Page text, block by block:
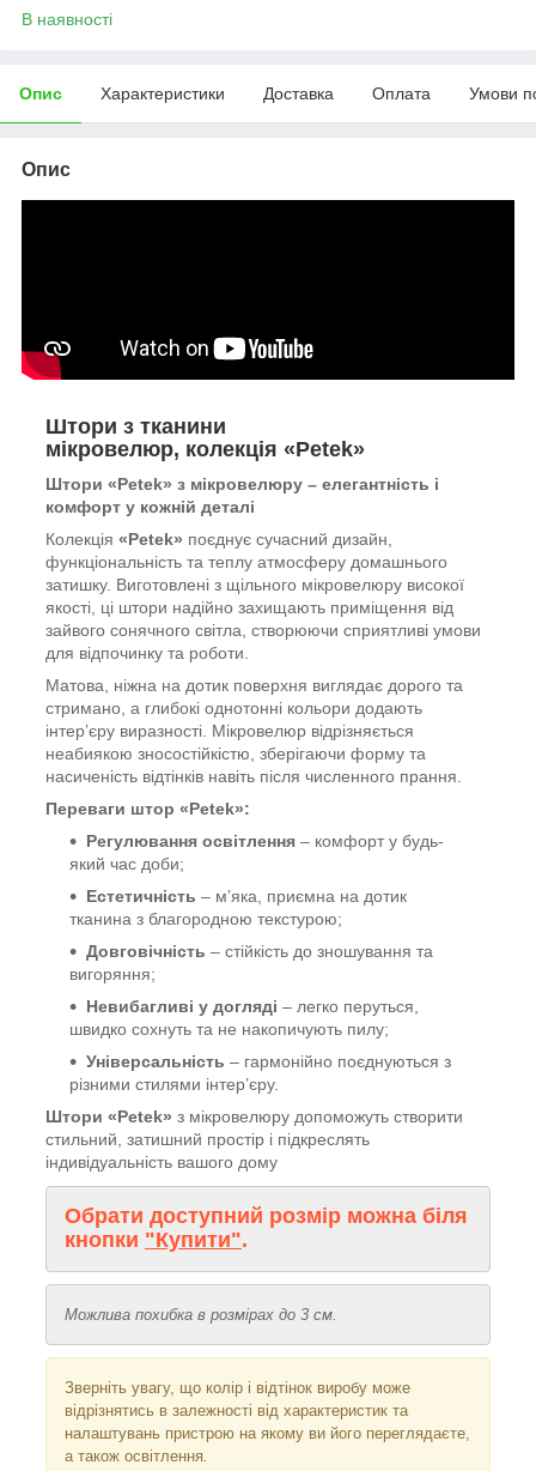
В наявності
Опис Характеристики Доставка Оплата Умови
Опис
Штори з тканини
мікровелюр, колекція «Petek»
Штори «Petek» з мікровелюру – елегантність і
комфорт у кожній деталі
Колекція «Petek» поєднує сучасний дизайн,
функціональність та теплу атмосферу домашнього
затишку. Виготовлені з щільного мікровелюру високої
якості, ці штори надійно захищають приміщення від
зайвого сонячного світла, створюючи сприятливі умови
для відпочинку та роботи.
Матова, ніжна на дотик поверхня виглядає дорого та
стримано, а глибокі однотонні кольори додають
інтер’єру виразності. Мікровелюр відрізняється
неабиякою зносостійкістю, зберігаючи форму та
насиченість відтінків навіть після численного прання.
Переваги штор «Petek»:
Регулювання освітлення – комфорт у будь-
який час доби;
Естетичність – м’яка, приємна на дотик
тканина з благородною текстурою;
Довговічність – стійкість до зношування та
вигоряння;
Невибагливі у догляді – легко перуться,
швидко сохнуть та не накопичують пилу;
Універсальність – гармонійно поєднуються з
різними стилями інтер’єру.
Штори «Petek» з мікровелюру допоможуть створити
стильний, затишний простір і підкреслять
індивідуальність вашого дому
Обрати доступний розмір можна біля
кнопки "Купити".
Можлива похибка в розмірах до 3 см.
Зверніть увагу, що колір і відтінок виробу може
відрізнятись в залежності від характеристик та
налаштувань пристрою на якому ви його переглядаєте,
а також освітлення